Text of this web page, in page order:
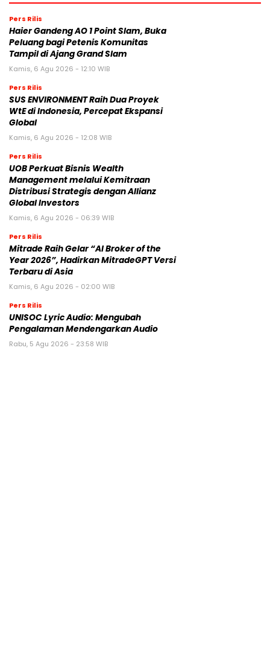
Pers Rilis
Haier Gandeng AO 1 Point Slam, Buka
Peluang bagi Petenis Komunitas
Tampil di Ajang Grand Slam
Kamis, 6 Agu 2026 - 12:10 WIB
Pers Rilis
SUS ENVIRONMENT Raih Dua Proyek
WtE di Indonesia, Percepat Ekspansi
Global
Kamis, 6 Agu 2026 - 12:08 WIB
Pers Rilis
UOB Perkuat Bisnis Wealth
Management melalui Kemitraan
Distribusi Strategis dengan Allianz
Global Investors
Kamis, 6 Agu 2026 - 06:39 WIB
Pers Rilis
Mitrade Raih Gelar “AI Broker of the
Year 2026”, Hadirkan MitradeGPT Versi
Terbaru di Asia
Kamis, 6 Agu 2026 - 02:00 WIB
Pers Rilis
UNISOC Lyric Audio: Mengubah
Pengalaman Mendengarkan Audio
Rabu, 5 Agu 2026 - 23:58 WIB